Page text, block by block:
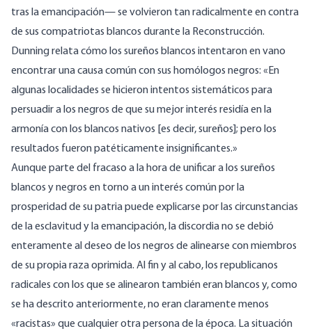
tras la emancipación— se volvieron tan radicalmente en contra
de sus compatriotas blancos durante la Reconstrucción.
Dunningrelatacómo los sureños blancos intentaron en vano
encontrar una causa común con sus homólogos negros: «En
algunas localidades se hicieron intentos sistemáticos para
persuadir a los negros de que su mejor interés residía en la
armonía con los blancos nativos [es decir, sureños]; pero los
resultados fueron patéticamente insignificantes.»
Aunque parte del fracaso a la hora de unificar a los sureños
blancos y negros en torno a un interés común por la
prosperidad de su patria puede explicarse por las circunstancias
de la esclavitud y la emancipación, la discordia no se debió
enteramente al deseo de los negros de alinearse con miembros
de su propia raza oprimida. Al fin y al cabo, los republicanos
radicales con los que se alinearon también eran blancos y, como
se ha descrito anteriormente, no eran claramente menos
«racistas» que cualquier otra persona de la época. La situación